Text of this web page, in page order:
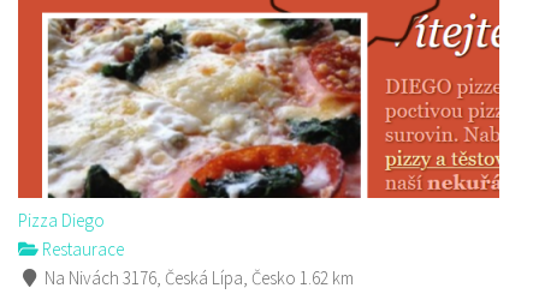
Pizza Diego
Restaurace
Na Nivách 3176, Česká Lípa, Česko 1.62 km